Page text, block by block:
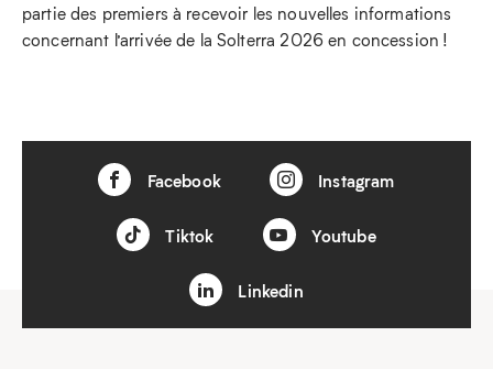
partie des premiers à recevoir les nouvelles informations
concernant l’arrivée de la Solterra 2026 en concession !
Facebook Instagram
Tiktok Youtube
Linkedin